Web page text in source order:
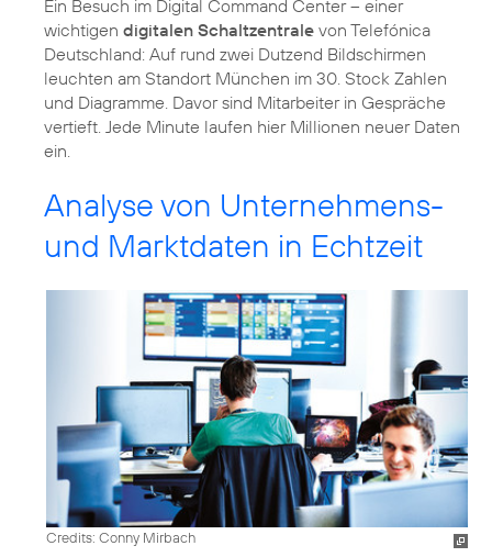
Ein Besuch im Digital Command Center – einer
wichtigen digitalen Schaltzentrale von Telefónica
Deutschland: Auf rund zwei Dutzend Bildschirmen
leuchten am Standort München im 30. Stock Zahlen
und Diagramme. Davor sind Mitarbeiter in Gespräche
vertieft. Jede Minute laufen hier Millionen neuer Daten
ein.
Analyse von Unternehmens-
und Marktdaten in Echtzeit
Credits: Conny Mirbach